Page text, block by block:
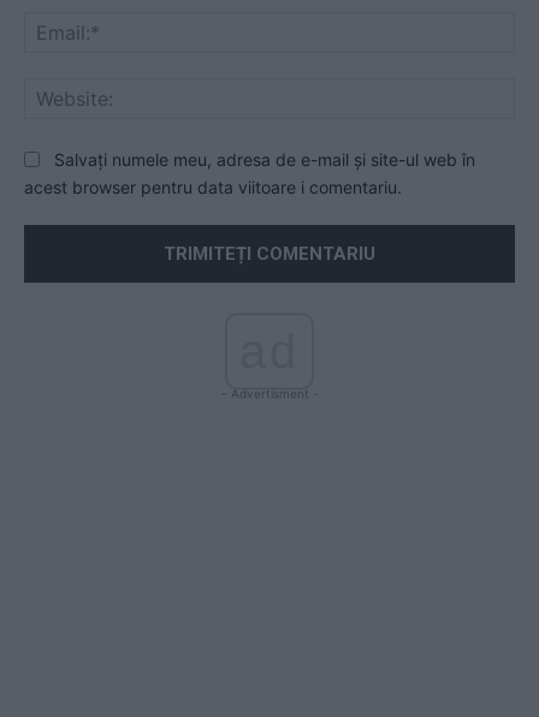
Salvați numele meu, adresa de e-mail și site-ul web în
acest browser pentru data viitoare i comentariu.
- Advertisment -